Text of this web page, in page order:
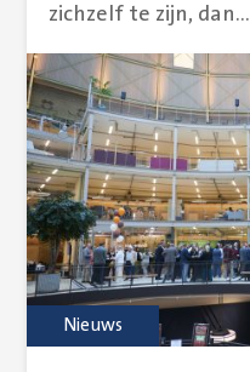
zichzelf te zijn, dan...
Nieuws